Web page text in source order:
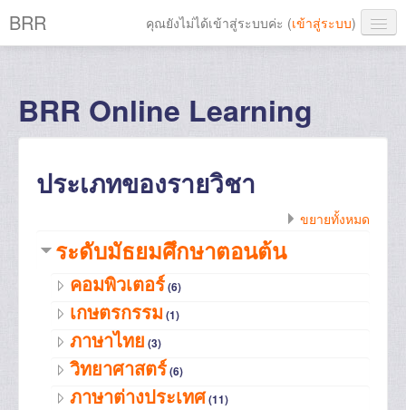
BRR คุณยังไม่ได้เข้าสู่ระบบค่ะ (เข้าสู่ระบบ)
BRR Online Learning
ประเภทของรายวิชา
ขยายทั้งหมด
ระดับมัธยมศึกษาตอนต้น
คอมพิวเตอร์(6)
เกษตรกรรม (1)
ภาษาไทย (3)
วิทยาศาสตร์(6)
ภาษาต่างประเทศ(11)